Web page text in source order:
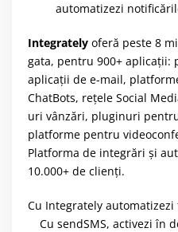
automatizezi
Integrately oferă peste 8
gata, pentru 900+ aplicații:
aplicații de e-mail,
ChatBots, rețele Social
uri vânzări, pluginuri
platforme pentru
Platforma de integrări și
10.000+ de clienți.
Cu Integrately
Cu sendSMS, activezi în